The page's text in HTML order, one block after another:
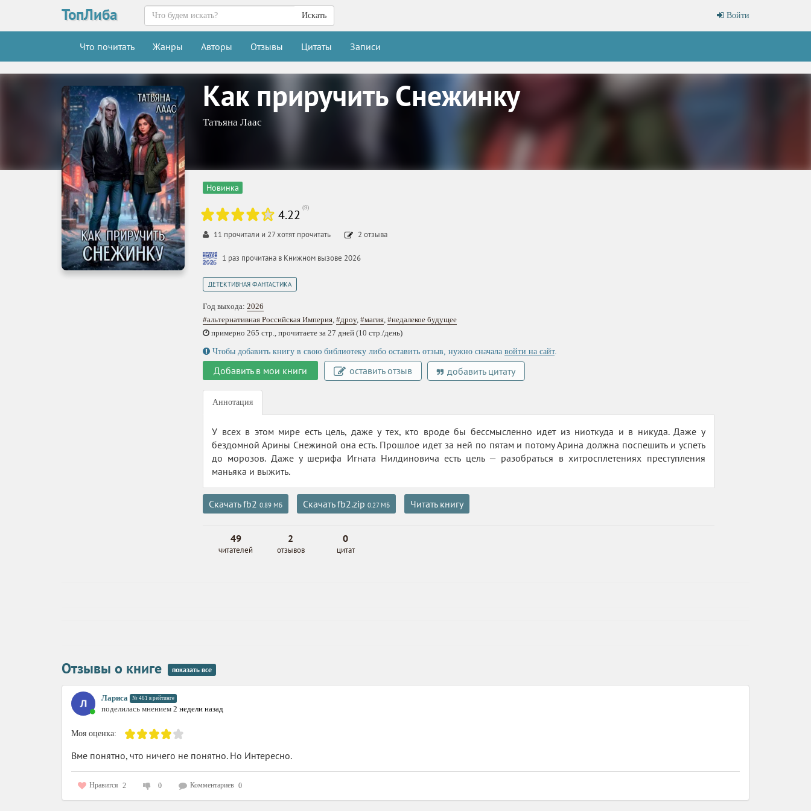
ТопЛиба Войти
Искать
Что почитать Жанры Авторы Отзывы Цитаты Записи
Как приручить Снежинку
Татьяна Лаас
Новинка
4.22 (9)
11 прочитали и 27хотят прочитать 2 отзыва
1 раз прочитана в Книжном вызове 2026
ДЕТЕКТИВНАЯ ФАНТАСТИКА
Год выхода: 2026
#альтернативная Российская Империя, #дроу, #магия, #недалекое будущее
примерно 265 стр., прочитаете за 27 дней (10 стр./день)
Чтобы добавить книгу в свою библиотеку либо оставить отзыв, нужно сначала войти на сайт.
Добавить в мои книги оставить отзыв добавить цитату
Аннотация
У всех в этом мире есть цель, даже у тех, кто вроде бы бессмысленно идет из ниоткуда и в никуда. Даже у
бездомной Арины Снежиной она есть. Прошлое идет за ней по пятам и потому Арина должна поспешить и успеть
до морозов. Даже у шерифа Игната Нилдиновича есть цель — разобраться в хитросплетениях преступления
маньяка и выжить.
Скачать fb2 0.89 МБ Скачать fb2.zip 0.27 МБ Читать книгу
49
читателей
2
отзывов
0
цитат
Отзывы о книге показать все
Лариса № 461 в рейтинге
поделилась мнением 2 недели назад
Моя оценка:
Вме понятно, что ничего не понятно. Но Интересно.
Нравится 2 0 Комментариев 0